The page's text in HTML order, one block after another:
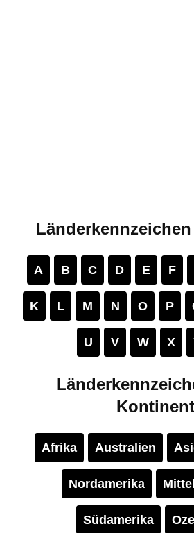
A B C D E F
K L M N O P
U V W X
Kontinent
Afrika Australien
Nordamerika
Südamerika